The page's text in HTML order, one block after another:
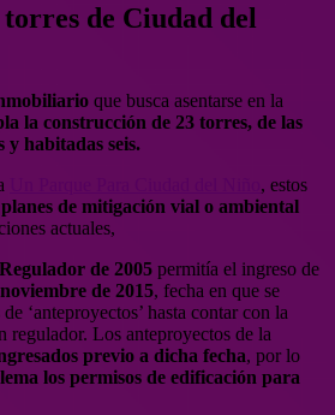
torres de Ciudad del
que busca asentarse en la
la construcción de 23 torres, de las
y habitadas seis.
, estos
de mitigación vial o ambiental
actuales,
de 2005 permitía el ingreso de
de 2015, fecha en que se
‘anteproyectos’ hasta contar con la
regulador. Los anteproyectos de la
previo a dicha fecha, por lo
los permisos de edificación para